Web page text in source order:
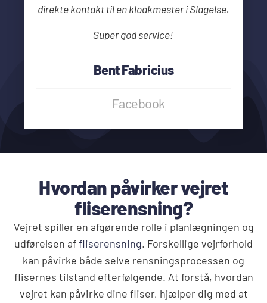
direkte kontakt til en kloakmester i Slagelse.
Super god service!
Bent Fabricius
Facebook
Hvordan påvirker vejret
fliserensning?
Vejret spiller en afgørende rolle i planlægningen og
udførelsen affliserensning. Forskellige vejrforhold
kan påvirke både selve rensningsprocessen og
flisernes tilstand efterfølgende. At forstå, hvordan
vejret kan påvirke dine fliser, hjælper dig med at